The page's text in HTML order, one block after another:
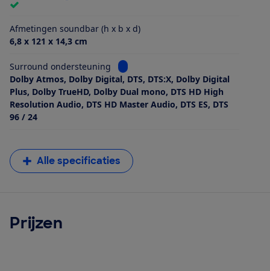
Afmetingen soundbar (h x b x d)
6,8 x 121 x 14,3 cm
Surround ondersteuning
Bekijk informatie voor Surround
Dolby Atmos, Dolby Digital, DTS, DTS:X, Dolby Digital
Plus, Dolby TrueHD, Dolby Dual mono, DTS HD High
Resolution Audio, DTS HD Master Audio, DTS ES, DTS
96 / 24
Alle specificaties
Prijzen